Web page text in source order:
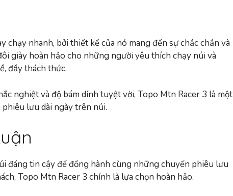
nhanh, bởi thiết kế của nó mang đến sự chắc chắn và
giày hoàn hảo cho những người yêu thích chạy núi và
đầy thách thức.
nghiệt và độ bám dính tuyệt vời, Topo Mtn Racer 3 là một
lưu dài ngày trên núi.
đáng tin cậy để đồng hành cùng những chuyến phiêu lưu
Topo Mtn Racer 3 chính là lựa chọn hoàn hảo.